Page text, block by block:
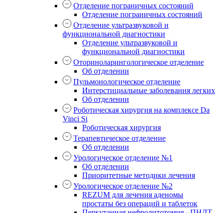
Отделение пограничных состояний
Отделение пограничных состояний
Отделение ультразвуковой и
функциональной диагностики
Отделение ультразвуковой и
функциональной диагностики
Оториноларингологическое отделение
Об отделении
Пульмонологическое отделение
Интерстициальные заболевания легких
Об отделении
Роботическая хирургия на комплексе Da
Vinci Si
Роботическая хирургия
Терапевтическое отделение
Об отделении
Урологическое отделение №1
Об отделении
Приоритетные методики лечения
Урологическое отделение №2
REZUM для лечения аденомы
простаты без операций и таблеток